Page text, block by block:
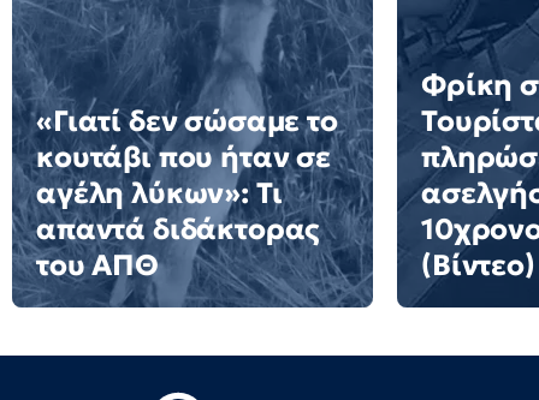
«Γιατί δεν σώσαμε το
κουτάβι που ήταν σε
αγέλη λύκων»: Τι
απαντά διδάκτορας
του ΑΠΘ
Φρίκη
(Βίντεο)